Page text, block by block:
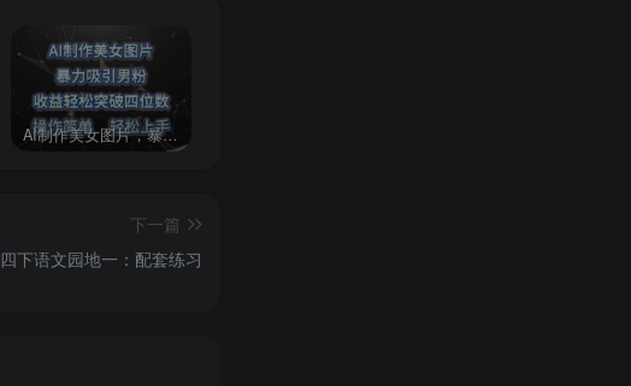
AI制作美女图片，暴力吸引男粉，收益轻松突破四位数，操作简单 上手难度低
下一篇
四下语文园地一：配套练习